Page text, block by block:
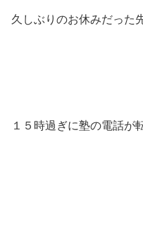
久しぶりのお休みだった
１５時過ぎに塾の電話が